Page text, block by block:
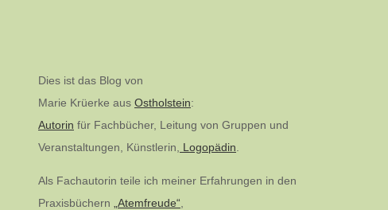
Dies ist das Blog von
Marie Krüerke aus Ostholstein:
Autorin für Fachbücher, Leitung von Gruppen und
Veranstaltungen, Künstlerin,
Logopädin
Als Fachautorin teile ich meiner Erfahrungen in den
Praxisbüchern
„Atemfreude“